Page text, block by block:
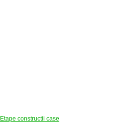
Etape constructii case